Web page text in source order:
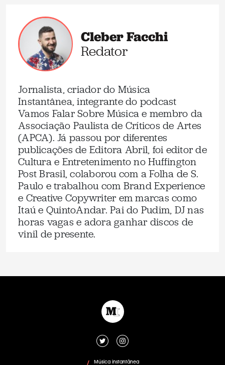
Cleber Facchi
Redator
Jornalista, criador do Música
Instantânea, integrante do podcast
Vamos Falar Sobre Música e membro da
Associação Paulista de Críticos de Artes
(APCA). Já passou por diferentes
publicações de Editora Abril, foi editor de
Cultura e Entretenimento no Huffington
Post Brasil, colaborou com a Folha de S.
Paulo e trabalhou com Brand Experience
e Creative Copywriter em marcas como
Itaú e QuintoAndar. Pai do Pudim, DJ nas
horas vagas e adora ganhar discos de
vinil de presente.
Música instantânea